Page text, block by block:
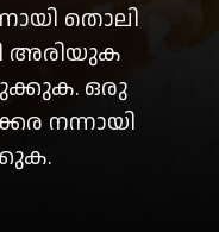
തൊലി
അരിയുക
ഒരു
നന്നായി
പൊടിച്ചെടുക്കുക.